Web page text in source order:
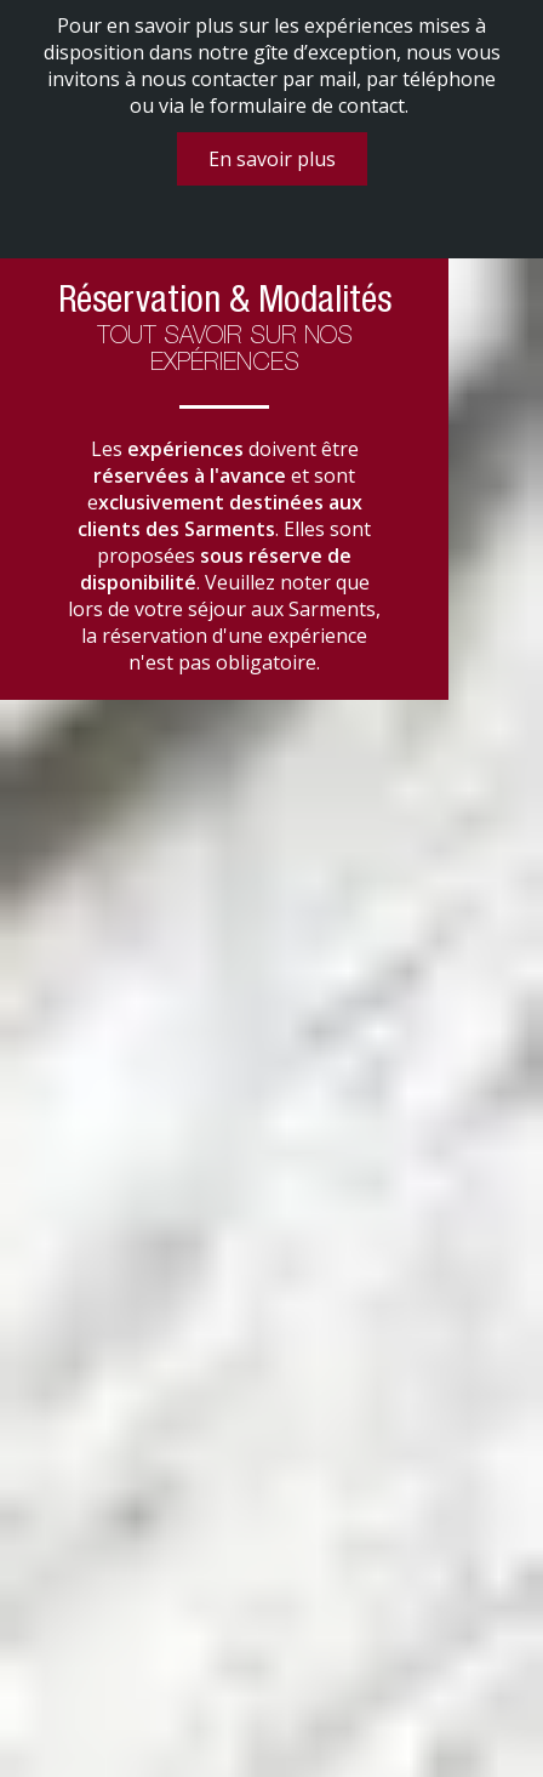
Pour en savoir plus sur les expériences mises à
disposition dans notre gîte d’exception, nous vous
invitons à nous contacter par mail, par téléphone
ou via le formulaire de contact.
En savoir plus
Réservation & Modalités
TOUT SAVOIR SUR NOS
EXPÉRIENCES
Les expériences doivent être
réservées à l'avance et sont
exclusivement destinées aux
clients des Sarments. Elles sont
proposées sous réserve de
disponibilité. Veuillez noter que
lors de votre séjour aux Sarments,
la réservation d'une expérience
n'est pas obligatoire.